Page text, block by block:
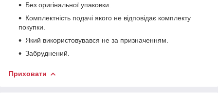
Без оригінальної упаковки.
Комплектність подачі якого не відповідає комплекту
покупки.
Який використовувався не за призначенням.
Забруднений.
Приховати